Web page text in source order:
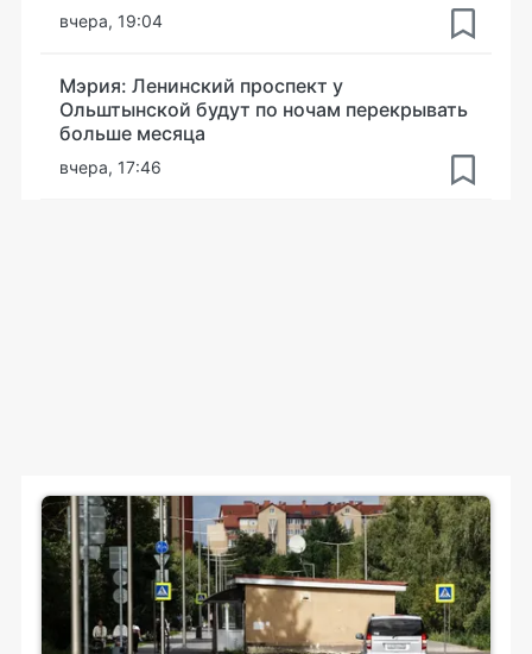
вчера, 19:04
Мэрия: Ленинский проспект у
Ольштынской будут по ночам перекрывать
больше месяца
вчера, 17:46